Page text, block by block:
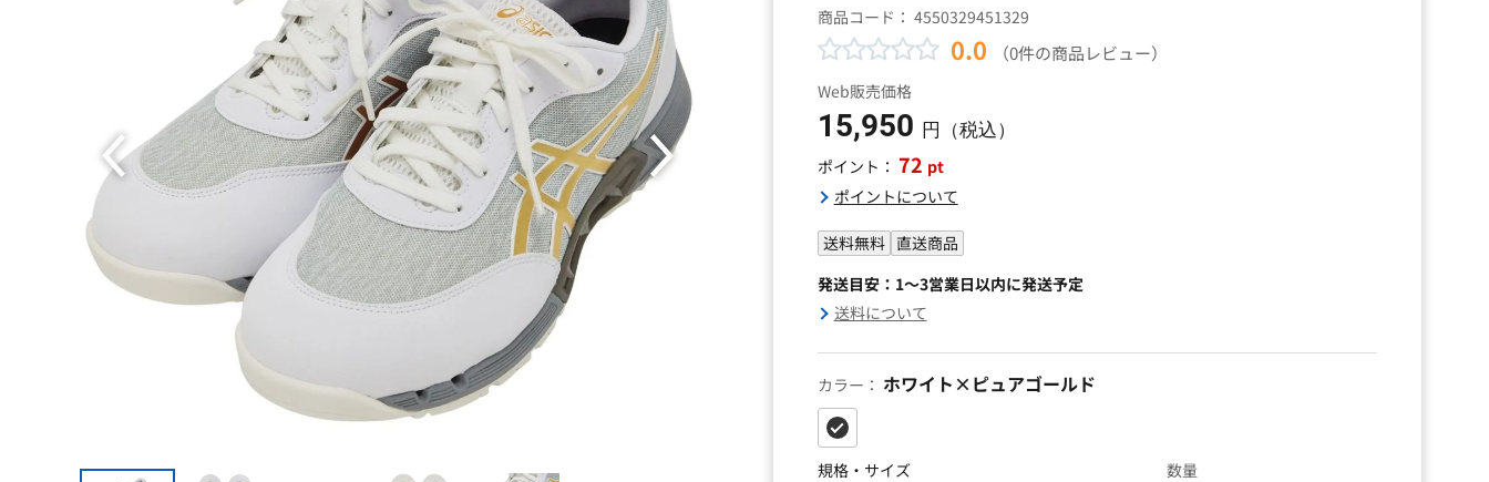
商品コード： 4550329451329
0.0 （0件の商品レビュー）
Web販売価格
15,950 円（税込）
ポイント： 72 pt
ポイントについて
送料無料 直送商品
発送目安：1～3営業日以内に発送予定
送料について
カラー： ホワイト×ピュアゴールド
規格・サイズ 数量